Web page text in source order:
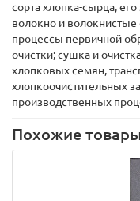
сорта хлопка-сырца,
волокно и
процессы первичной
очистки; сушка и
хлопковых семян,
хлопкоочистительных
производственных
Похожие